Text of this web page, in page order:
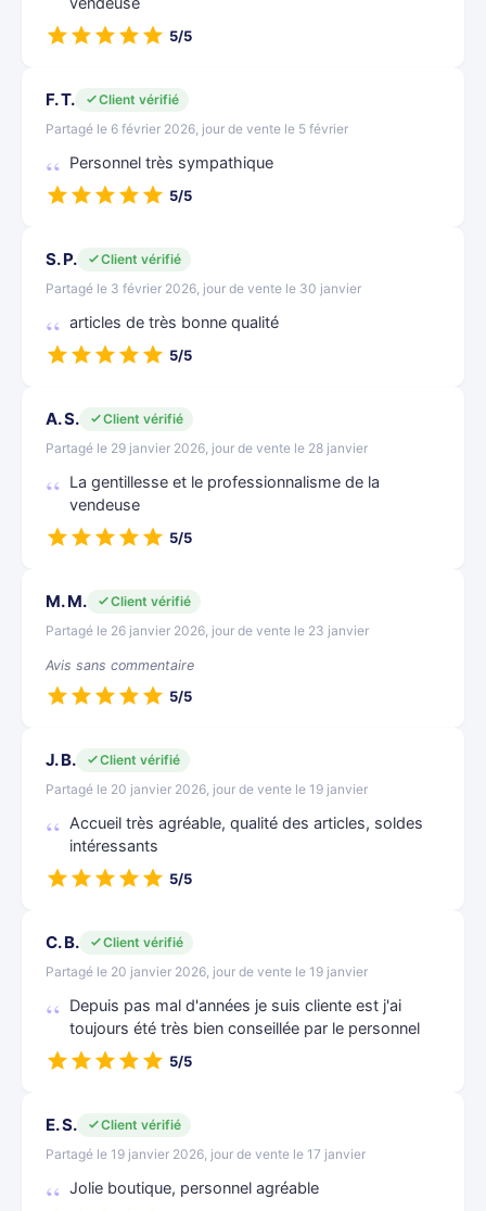
5/5
F. T.
Client vérifié
Partagé le 6 février 2026, jour de vente le 5 février
Personnel très sympathique
5/5
S. P.
Client vérifié
Partagé le 3 février 2026, jour de vente le 30 janvier
articles de très bonne qualité
5/5
A. S.
Client vérifié
Partagé le 29 janvier 2026, jour de vente le 28 janvier
La gentillesse et le professionnalisme de la
vendeuse
5/5
M. M.
Client vérifié
Partagé le 26 janvier 2026, jour de vente le 23 janvier
Avis sans commentaire
5/5
J. B.
Client vérifié
Partagé le 20 janvier 2026, jour de vente le 19 janvier
Accueil très agréable, qualité des articles, soldes
intéressants
5/5
C. B.
Client vérifié
Partagé le 20 janvier 2026, jour de vente le 19 janvier
Depuis pas mal d'années je suis cliente est j'ai
toujours été très bien conseillée par le personnel
5/5
E. S.
Client vérifié
Partagé le 19 janvier 2026, jour de vente le 17 janvier
Jolie boutique, personnel agréable